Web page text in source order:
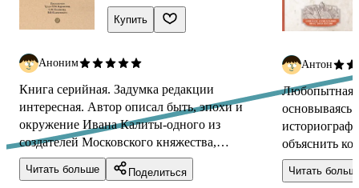
Купить
Аноним
Книга серийная. Задумка редакции
интересная. Автор описал быть, эпохи и
окружение Ивана Калиты-одного из
создателей Московского княжества,
поддержавшего своими не всегда
популярными действиями молодое...
Читать больше Поделиться
Антон
Любопытная
основываясь
объяснить
о...
Читать